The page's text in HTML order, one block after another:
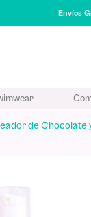
Envíos
de Chocolate